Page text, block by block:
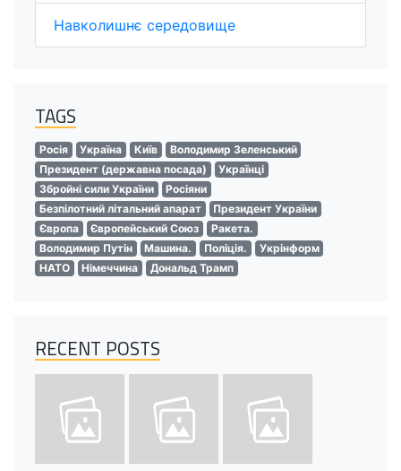
Навколишнє середовище
TAGS
Росія Україна Київ
Володимир Зеленський
Президент (державна посада)
Українці
Збройні сили України
Росіяни
Безпілотний літальний апарат
Президент України
Європа
Європейський Союз
Ракета.
Володимир Путін
Машина. Поліція.
Укрінформ
НАТО
Німеччина Дональд Трамп
RECENT POSTS